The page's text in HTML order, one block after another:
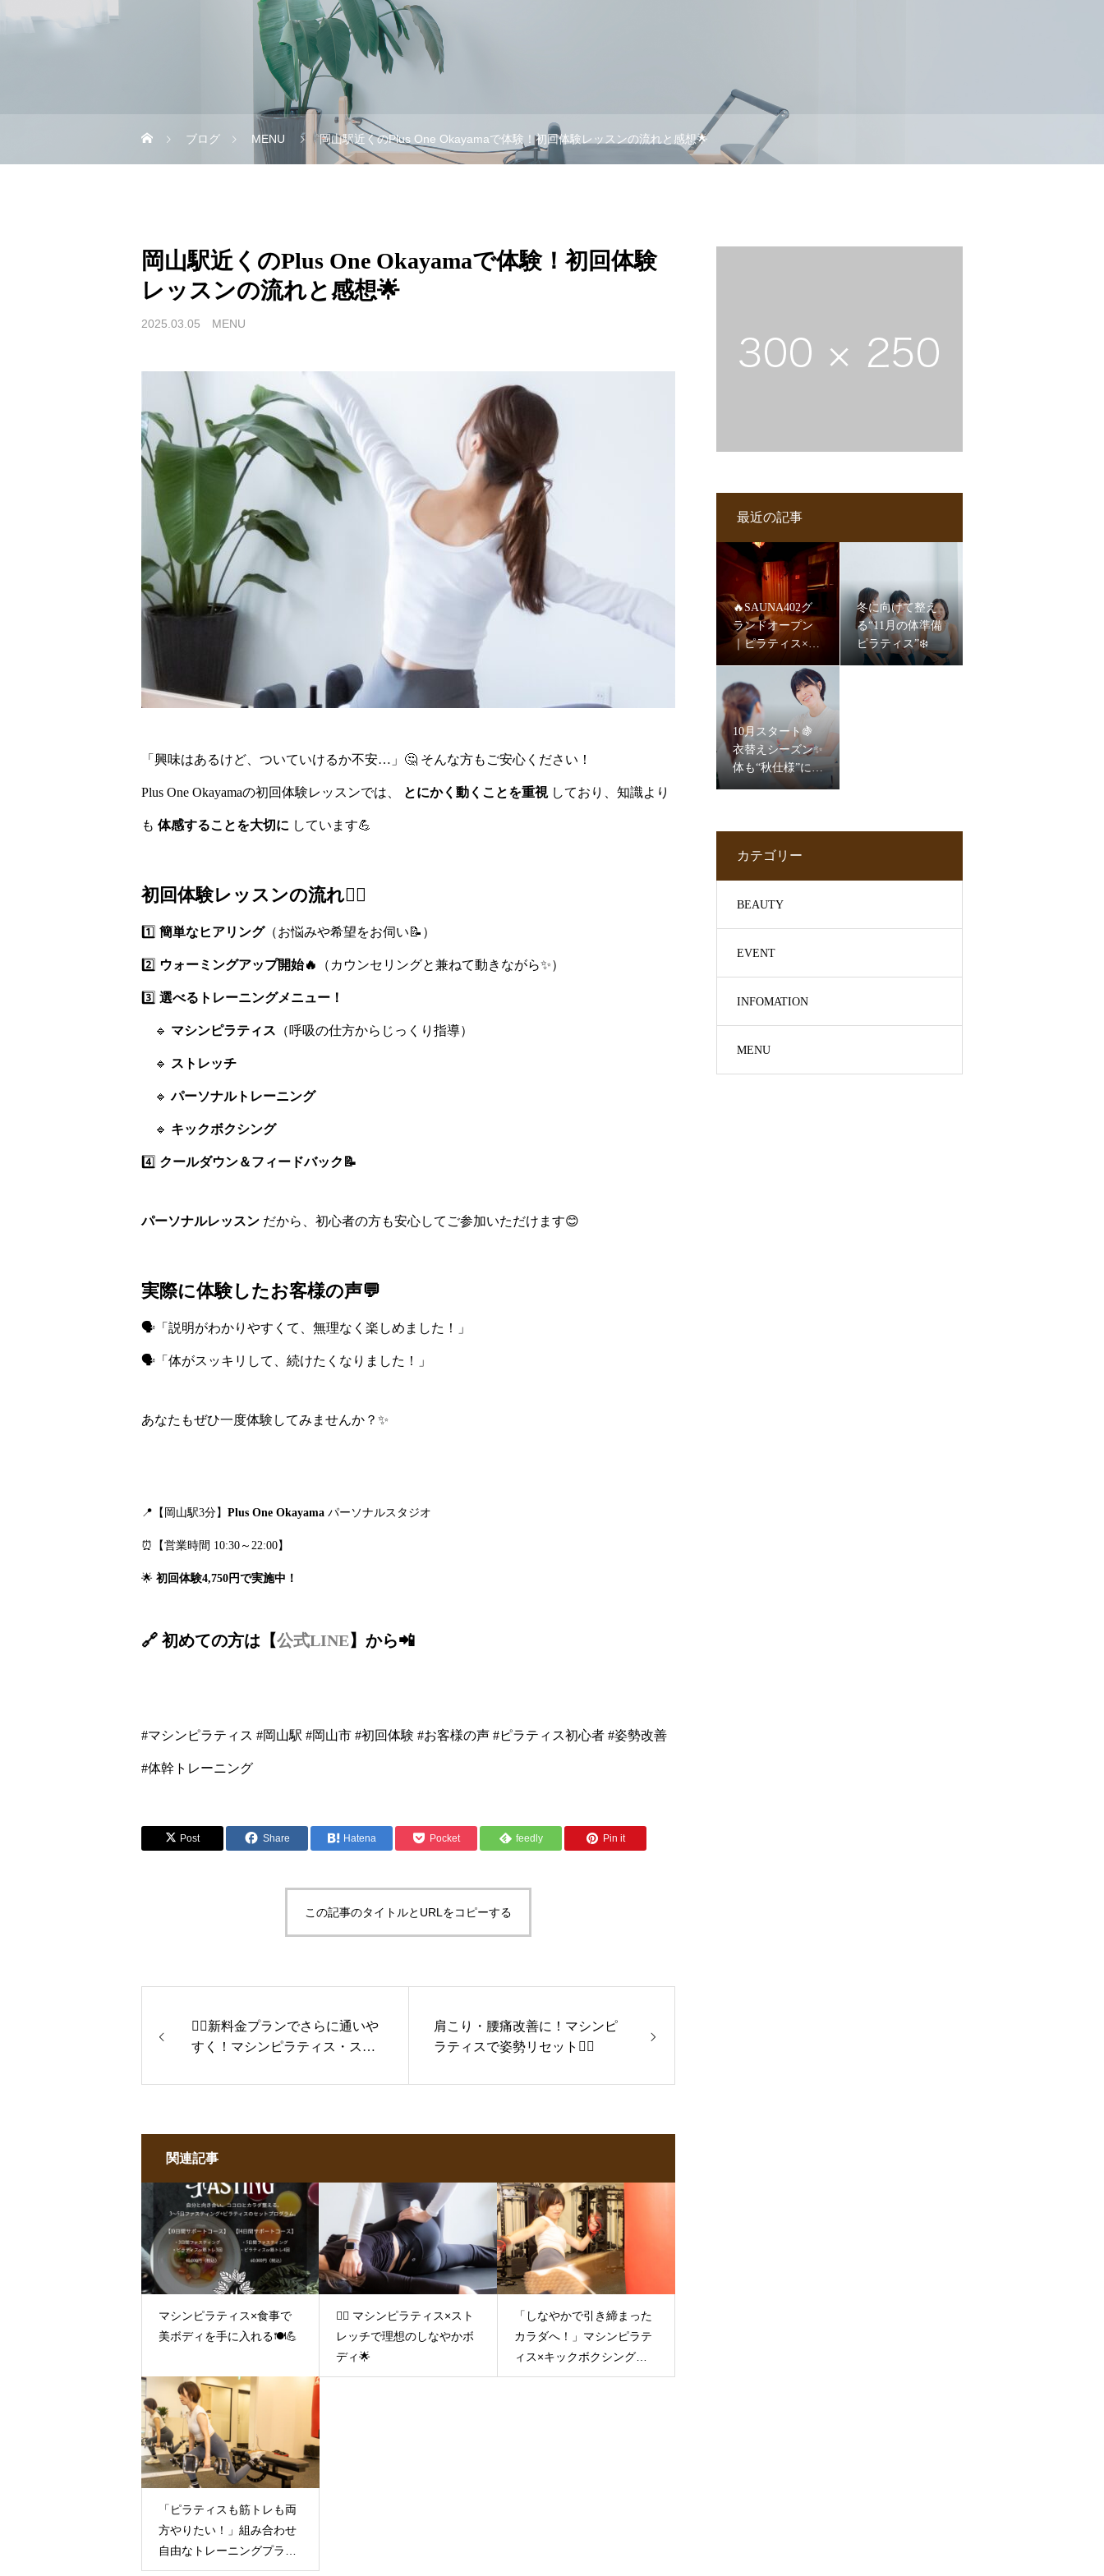
ブログ MENU 岡山駅近くのPlus One Okayamaで体験！初回体験レッスンの流れと感想🌟
岡山駅近くのPlus One Okayamaで体験！初回体験
レッスンの流れと感想🌟
2025.03.05 MENU
「興味はあるけど、ついていけるか不安…」🤔 そんな方もご安心ください！
Plus One Okayamaの初回体験レッスンでは、 とにかく動くことを重視しており、知識より
も 体感することを大切に しています💪
初回体験レッスンの流れ🚶‍♀️
1️⃣ 簡単なヒアリング（お悩みや希望をお伺い📝）
2️⃣ ウォーミングアップ開始🔥 （カウンセリングと兼ねて動きながら✨）
3️⃣ 選べるトレーニングメニュー！
🔹 マシンピラティス （呼吸の仕方からじっくり指導）
🔹 ストレッチ
🔹パーソナルトレーニング
🔹 キックボクシング
4️⃣ クールダウン＆フィードバック📝
パーソナルレッスン だから、初心者の方も安心してご参加いただけます😊
実際に体験したお客様の声💬
🗣️「説明がわかりやすくて、無理なく楽しめました！」
🗣️「体がスッキリして、続けたくなりました！」
あなたもぜひ一度体験してみませんか？✨
📍【岡山駅3分】 Plus One Okayama パーソナルスタジオ
⏰【営業時間 10:30～22:00】
🌟 初回体験4,750円で実施中！
🔗 初めての方は【公式LINE】 から📲
#マシンピラティス #岡山駅 #岡山市 #初回体験 #お客様の声 #ピラティス初心者 #姿勢改善
#体幹トレーニング
Post Share Hatena Pocket feedly Pin it
この記事のタイトルとURLをコピーする
🏋️‍♀️新料金プランでさらに通いや
すく！マシンピラティス・スト
OK✨
肩こり・腰痛改善に！マシンピ
ラティスで姿勢リセット🧘‍♀️
関連記事
マシンピラティス×食事で
美ボディを手に入れる🍽️💪
🤸‍♀️ マシンピラティス×スト
レッチで理想のしなやかボ
ディ🌟
「しなやかで引き締まった
カラダへ！」マシンピラテ
ィス×キックボクシングの
魅力とは？🥊✨
「ピラティスも筋トレも両
方やりたい！」組み合わせ
自由なトレーニングプラン
✨
最近の記事
🔥SAUNA402グ
ランドオープン
｜ピラティス×サ
くる新習慣🧖‍♀️✨
冬に向けて整え
る“11月の体準備
ピラティス”❄️
10月スタート🍇
衣替えシーズン✨
体も“秋仕様”に切
カテゴリー
BEAUTY
EVENT
INFOMATION
MENU